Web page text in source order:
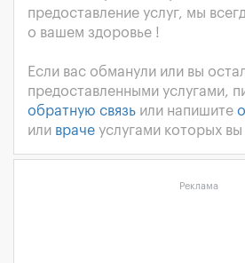
предоставление услуг, мы
о вашем здоровье !
Если вас обманули или вы
предоставленными услугами,
обратную связь или напишите
или враче услугами которых
Реклама